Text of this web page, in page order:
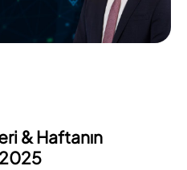
& Haftanın